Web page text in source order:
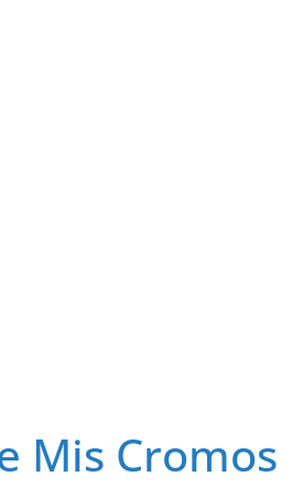
Mis Cromos